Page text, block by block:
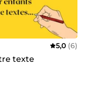
5,0 (6)
texte